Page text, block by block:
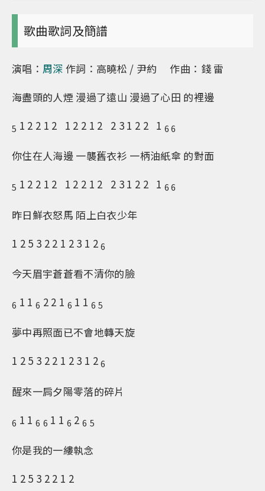
歌曲歌詞及簡譜
演唱： 周深 作詞：高曉松 / 尹約 作曲：錢 雷
海盡頭的人煙 漫過了遠山 漫過了心田 的裡邊
5 1 2 2 1 2 1 2 2 1 2 2 3 1 2 2 1 6 6
你住在人海邊 一襲舊衣衫 一柄油紙傘 的對面
5 1 2 2 1 2 1 2 2 1 2 2 3 1 2 2 1 6 6
昨日鮮衣怒馬 陌上白衣少年
1 2 5 3 2 2 1 2 3 1 26
今天眉宇蒼蒼看不清你的臉
6 1 16 2 2 1 6 1 1 6 5
夢中再照面已不會地轉天旋
1 2 5 3 2 2 1 2 3 1 26
醒來一肩夕陽零落的碎片
6 1 16 6 1 1 6 26 5
你是我的一縷執念
1 2 5 3 2 2 1 2